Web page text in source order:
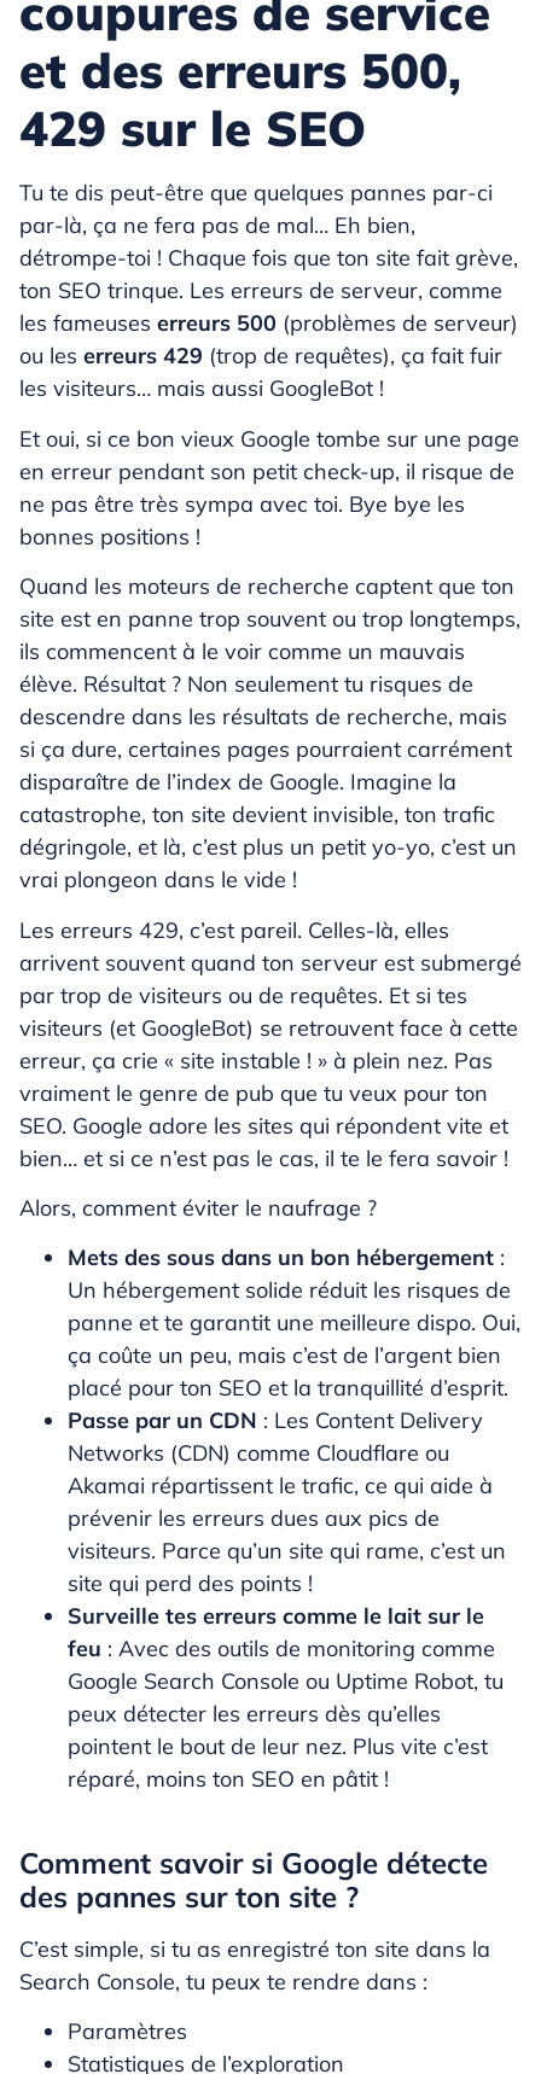
coupures de service
et des erreurs 500,
429 sur le SEO
Tu te dis peut-être que quelques pannes par-ci
par-là, ça ne fera pas de mal… Eh bien,
détrompe-toi ! Chaque fois que ton site fait grève,
ton SEO trinque. Les erreurs de serveur, comme
les fameuses erreurs 500 (problèmes de serveur)
ou les erreurs 429 (trop de requêtes), ça fait fuir
les visiteurs… mais aussi GoogleBot !
Et oui, si ce bon vieux Google tombe sur une page
en erreur pendant son petit check-up, il risque de
ne pas être très sympa avec toi. Bye bye les
bonnes positions !
Quand les moteurs de recherche captent que ton
site est en panne trop souvent ou trop longtemps,
ils commencent à le voir comme un mauvais
élève. Résultat ? Non seulement tu risques de
descendre dans les résultats de recherche, mais
si ça dure, certaines pages pourraient carrément
disparaître de l’index de Google. Imagine la
catastrophe, ton site devient invisible, ton trafic
dégringole, et là, c’est plus un petit yo-yo, c’est un
vrai plongeon dans le vide !
Les erreurs 429, c’est pareil. Celles-là, elles
arrivent souvent quand ton serveur est submergé
par trop de visiteurs ou de requêtes. Et si tes
visiteurs (et GoogleBot) se retrouvent face à cette
erreur, ça crie « site instable ! » à plein nez. Pas
vraiment le genre de pub que tu veux pour ton
SEO. Google adore les sites qui répondent vite et
bien… et si ce n’est pas le cas, il te le fera savoir !
Alors, comment éviter le naufrage ?
Mets des sous dans un bon hébergement :
Un hébergement solide réduit les risques de
panne et te garantit une meilleure dispo. Oui,
ça coûte un peu, mais c’est de l’argent bien
placé pour ton SEO et la tranquillité d’esprit.
Passe par un CDN : Les Content Delivery
Networks (CDN) comme Cloudflare ou
Akamai répartissent le trafic, ce qui aide à
prévenir les erreurs dues aux pics de
visiteurs. Parce qu’un site qui rame, c’est un
site qui perd des points !
Surveille tes erreurs comme le lait sur le
feu : Avec des outils de monitoring comme
Google Search Console ou Uptime Robot, tu
peux détecter les erreurs dès qu’elles
pointent le bout de leur nez. Plus vite c’est
réparé, moins ton SEO en pâtit !
Comment savoir si Google détecte
des pannes sur ton site ?
C’est simple, si tu as enregistré ton site dans la
Search Console, tu peux te rendre dans :
Paramètres
Statistiques de l’exploration